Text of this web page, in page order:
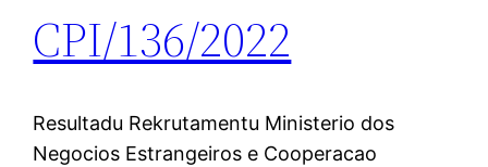
CPI/136/2022
Resultadu Rekrutamentu Ministerio dos
Negocios Estrangeiros e Cooperacao